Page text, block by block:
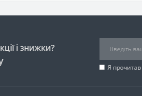
і знижки?
Я прочитав